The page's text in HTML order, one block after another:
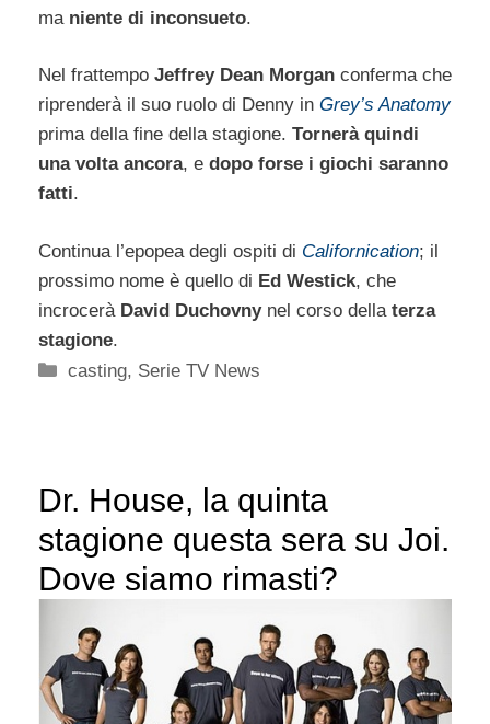
ma niente di inconsueto.
Nel frattempo Jeffrey Dean Morgan conferma che
riprenderà il suo ruolo di Denny in Grey’s Anatomy
prima della fine della stagione. Tornerà quindi
una volta ancora, e dopo forse i giochi saranno
fatti.
Continua l’epopea degli ospiti di Californication; il
prossimo nome è quello di Ed Westick, che
incrocerà David Duchovnynel corso della terza
stagione.
Categorie
casting, Serie TV News
Dr. House, la quinta
stagione questa sera su Joi.
Dove siamo rimasti?